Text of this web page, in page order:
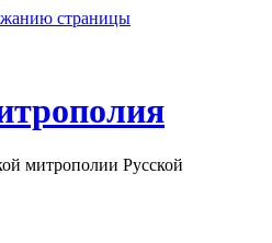
страницы
митрополии Русской